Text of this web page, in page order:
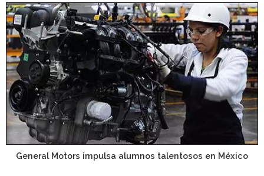
General Motors impulsa alumnos talentosos en México